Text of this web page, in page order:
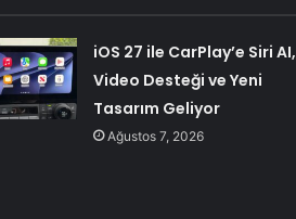
iOS 27 ile CarPlay’e Siri AI,
Video Desteği ve Yeni
Tasarım Geliyor
Ağustos 7, 2026